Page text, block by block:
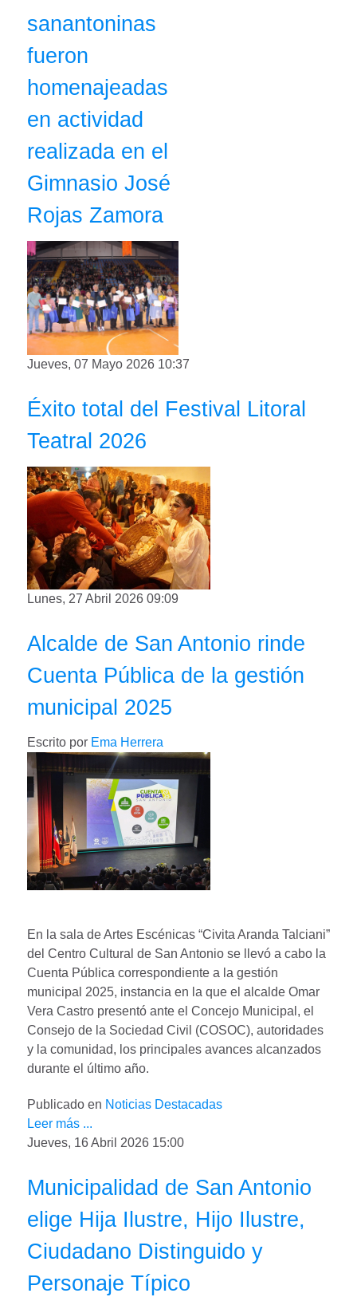
sanantoninas
fueron
homenajeadas
en actividad
realizada en el
Gimnasio José
Rojas Zamora
Jueves, 07 Mayo 2026 10:37
Éxito total del Festival Litoral
Teatral 2026
Lunes, 27 Abril 2026 09:09
Alcalde de San Antonio rinde
Cuenta Pública de la gestión
municipal 2025
Escrito por Ema Herrera
En la sala de Artes Escénicas “Civita Aranda Talciani”
del Centro Cultural de San Antonio se llevó a cabo la
Cuenta Pública correspondiente a la gestión
municipal 2025, instancia en la que el alcalde Omar
Vera Castro presentó ante el Concejo Municipal, el
Consejo de la Sociedad Civil (COSOC), autoridades
y la comunidad, los principales avances alcanzados
durante el último año.
Publicado en Noticias Destacadas
Leer más ...
Jueves, 16 Abril 2026 15:00
Municipalidad de San Antonio
elige Hija Ilustre, Hijo Ilustre,
Ciudadano Distinguido y
Personaje Típico